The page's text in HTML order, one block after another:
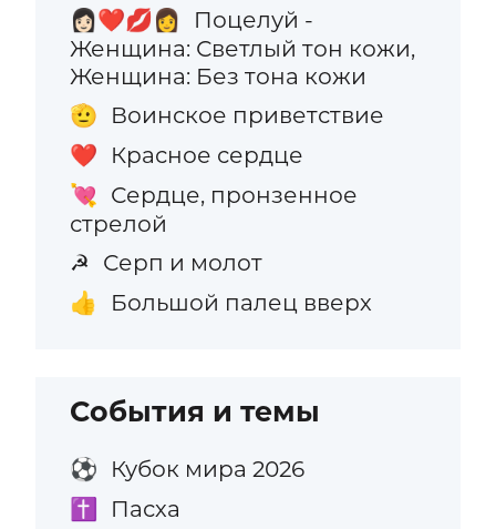
👩🏻‍❤️‍💋‍👩
Поцелуй -
Женщина: Светлый тон кожи,
Женщина: Без тона кожи
🫡 Воинское приветствие
❤️ Красное сердце
💘 Сердце, пронзенное
стрелой
☭ Серп и молот
👍 Большой палец вверх
События и темы
⚽ Кубок мира 2026
✝️ Пасха